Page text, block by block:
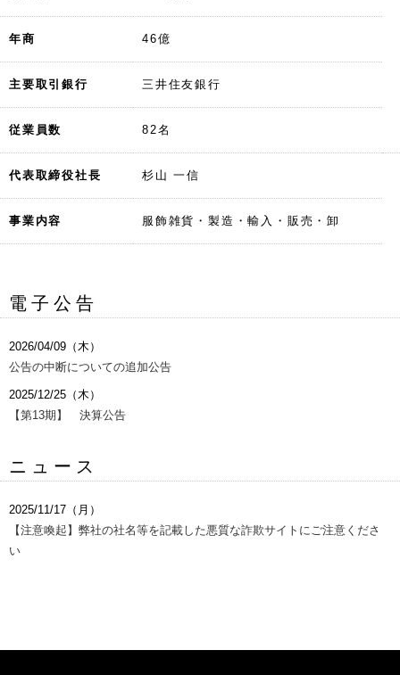
年商 46億
主要取引銀行 三井住友銀行
従業員数 82名
代表取締役社長 杉山 一信
事業内容 服飾雑貨・製造・輸入・販売・卸
電子公告
2026/04/09（木）
公告の中断についての追加公告
2025/12/25（木）
【第13期】 決算公告
ニュース
2025/11/17（月）
【注意喚起】弊社の社名等を記載した悪質な詐欺サイトにご注意くださ
い